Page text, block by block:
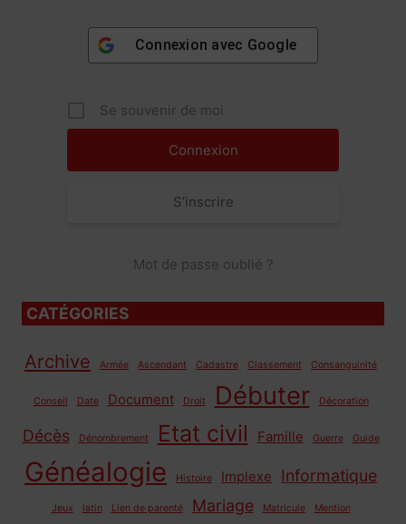
Connexion avec Google
Se souvenir de moi
S’inscrire
Mot de passe oublié ?
CATÉGORIES
Archive Armée Ascendant Cadastre Classement Consanguinité
Conseil Date Document Droit Débuter Décoration
Décès Dénombrement Etat civil Famille Guerre Guide
Généalogie Histoire Implexe Informatique
Jeux latin Lien de parenté Mariage Matricule Mention